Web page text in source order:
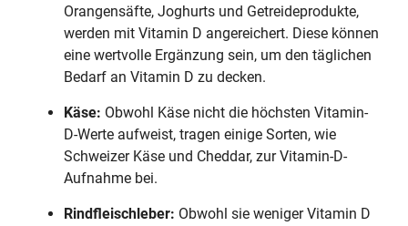
Orangensäfte, Joghurts und Getreideprodukte,
werden mit Vitamin D angereichert. Diese können
eine wertvolle Ergänzung sein, um den täglichen
Bedarf an Vitamin D zu decken.
Käse: Obwohl Käse nicht die höchsten Vitamin-
D-Werte aufweist, tragen einige Sorten, wie
Schweizer Käse und Cheddar, zur Vitamin-D-
Aufnahme bei.
Rindfleischleber: Obwohl sie weniger Vitamin D